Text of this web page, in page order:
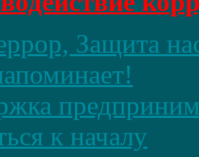
Защита
к началу